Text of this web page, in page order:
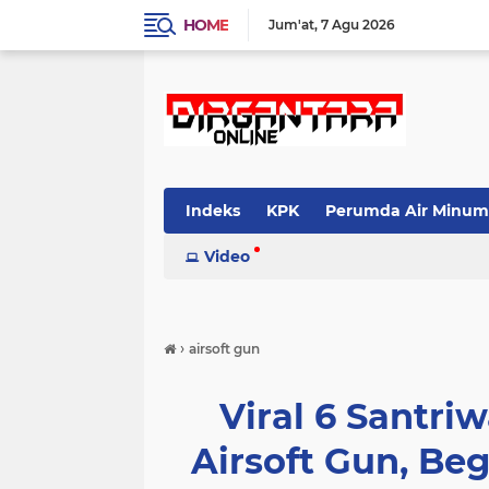
HOME Jum'at 7 Agu 2026
Indeks KPK Perumda Air Minum
Video
› airsoft gun
Viral 6
Airsoft Gun,